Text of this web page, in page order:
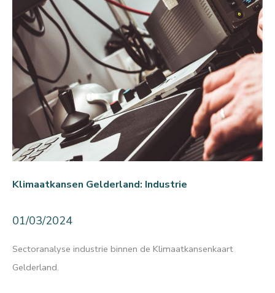
Klimaatkansen Gelderland: Industrie
01/03/2024
Sectoranalyse industrie binnen de Klimaatkansenkaart
Gelderland.